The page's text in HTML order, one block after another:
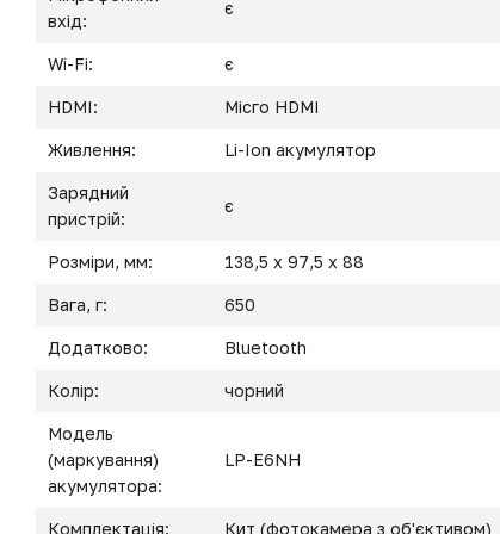
вхід:
є
Wi-Fi: є
HDMI: Місго HDMI
Живлення: Li-Ion акумулятор
Зарядний
пристрій:
є
Розміри, мм: 138,5 x 97,5 x 88
Вага, г: 650
Додатково: Bluetooth
Колір: чорний
Модель
(маркування)
акумулятора:
LP-E6NH
Комплектація: Кит (фотокамера з об'єктивом)